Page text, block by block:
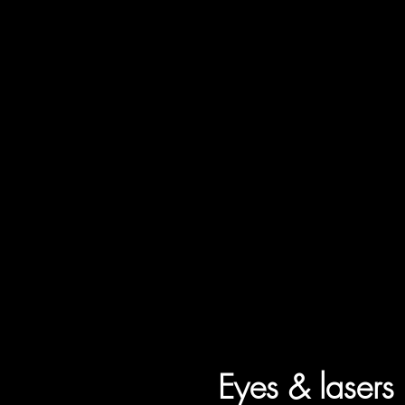
Eyes & lasers